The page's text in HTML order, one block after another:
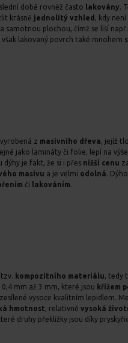
době rovněž často lakovány .
krásně jednolitý vzhled
, kdy
samotnou plochou, čímž se liší např.
lakovaný povrch také mnohem
vyrobená z masivního dřeva, jejíž
jako lamináty či folie, lepí na
dýhy je fakt, že si i přes nižší cenu
masivu a je velmi odolná.
či lakováním.
kompozitního materiálu , tedy
mm až 3 mm, které jsou křížem
vysoce kvalitním lepidlem.
hmotnost , relativně vysoká
druhy překližky jsou díky